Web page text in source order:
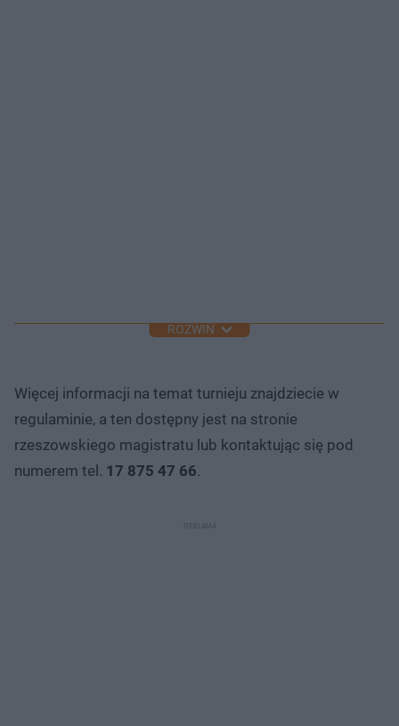
ROZWIŃ
Więcej informacji na temat turnieju znajdziecie w
regulaminie, a ten dostępny jest na stronie
rzeszowskiego magistratu lub kontaktując się pod
numerem tel. 17 875 47 66.